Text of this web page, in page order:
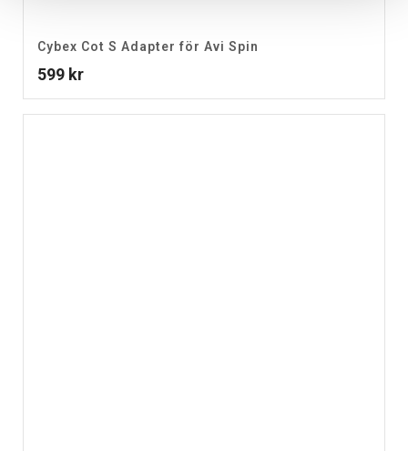
Cybex Cot S Adapter för Avi Spin
599 kr